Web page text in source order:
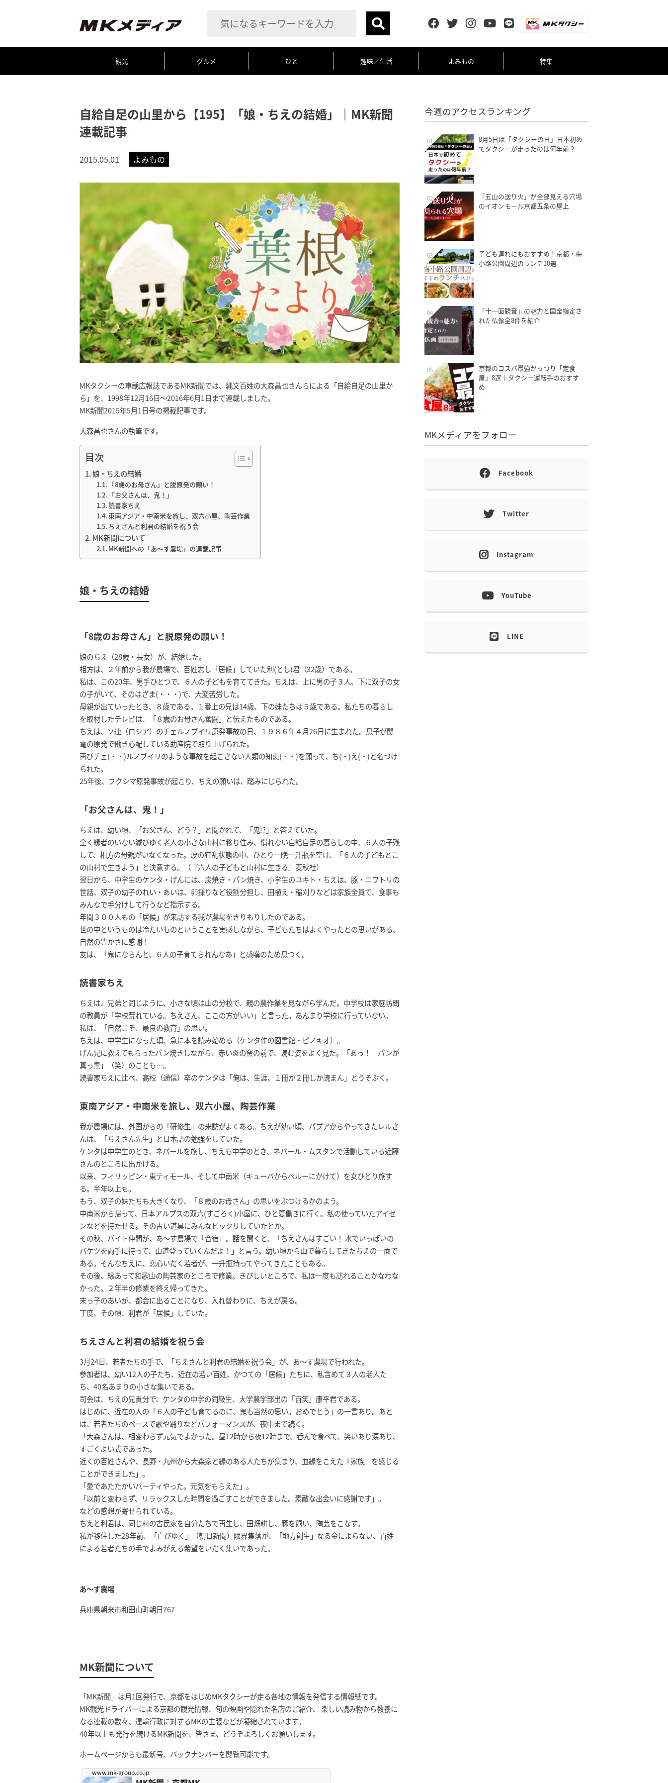
観光 グルメ ひと 趣味／生活 よみもの 特集
自給自足の山里から【195】「娘・ちえの結婚」｜MK新聞
連載記事
2015.05.01 よみもの
MKタクシーの車載広報誌であるMK新聞では、縄文百姓の大森昌也さんらによる「自給自足の山里か
ら」を、1998年12月16日～2016年6月1日まで連載しました。
MK新聞2015年5月1日号の掲載記事です。
大森昌也さんの執筆です。
目次
娘・ちえの結婚
「8歳のお母さん」と脱原発の願い！
「お父さんは、鬼！」
読書家ちえ
東南アジア・中南米を旅し、双六小屋、陶芸作業
ちえさんと利君の結婚を祝う会
MK新聞について
MK新聞への「あ～す農場」の連載記事
娘・ちえの結婚
「8歳のお母さん」と脱原発の願い！
娘のちえ（28歳・長女）が、結婚した。
相方は、２年前から我が農場で、百姓志し「居候」していた利(とし)君（32歳）である。
私は、この20年、男手ひとつで、６人の子どもを育ててきた。ちえは、上に男の子３人、下に双子の女
の子がいて、そのはざま(・・・)で、大変苦労した。
母親が出ていったとき、８歳である。１番上の兄は14歳、下の妹たちは５歳である。私たちの暮らし
を取材したテレビは、「８歳のお母さん奮闘」と伝えたものである。
ちえは、ソ連（ロシア）のチェルノブイリ原発事故の日、１９８６年４月26日に生まれた。息子が関
電の原発で働き心配している助産院で取り上げられた。
再びチェ(・・)ルノブイリのような事故を起こさない人類の知恵(・・)を願って、ち(・)え(・)と名づけ
られた。
25年後、フクシマ原発事故が起こり、ちえの願いは、踏みにじられた。
「お父さんは、鬼！」
ちえは、幼い頃、「お父さん、どう？」と聞かれて、「鬼!?」と答えていた。
全く縁者のいない滅びゆく老人の小さな山村に移り住み、慣れない自給自足の暮らしの中、６人の子残
して、相方の母親がいなくなった。涙の狂乱状態の中、ひとり一晩一升瓶を空け、「６人の子どもとこ
の山村で生きよう」と決意する。（『六人の子どもと山村に生きる』麦秋社）
翌日から、中学生のケンタ・げんには、炭焼き・パン焼き、小学生のユキト・ちえは、豚・ニワトリの
世話、双子の幼子のれい・あいは、卵採りなど役割分担し、田植え・稲刈りなどは家族全員で、食事も
みんなで手分けして行うなど指示する。
年間３００人もの「居候」が来訪する我が農場をきりもりしたのである。
世の中というものは冷たいものということを実感しながら、子どもたちはよくやったとの思いがある、
自然の豊かさに感謝！
友は、「鬼にならんと、６人の子育てられんなあ」と感嘆のため息つく。
読書家ちえ
ちえは、兄弟と同じように、小さな頃は山の分校で、親の農作業を見ながら学んだ。中学校は家庭訪問
の教員が「学校荒れている。ちえさん、ここの方がいい」と言った。あんまり学校に行っていない。
私は、「自然こそ、最良の教育」の思い。
ちえは、中学生になった頃、急に本を読み始める（ケンタ作の図書館・ピノキオ）。
げん兄に教えてもらったパン焼きしながら、赤い炎の窯の前で、読む姿をよく見た。「あっ！ パンが
真っ黒」（笑）のことも…。
読書家ちえに比べ、高校（通信）卒のケンタは「俺は、生涯、１冊か２冊しか読まん」とうそぶく。
東南アジア・中南米を旅し、双六小屋、陶芸作業
我が農場には、外国からの「研修生」の来訪がよくある。ちえが幼い頃、パプアからやってきたレルさ
んは、「ちえさん先生」と日本語の勉強をしていた。
ケンタは中学生のとき、ネパールを旅し、ちえも中学のとき、ネパール・ムスタンで活動している近藤
さんのところに出かける。
以来、フィリッピン・東ティモール、そして中南米（キューバからペルーにかけて）を女ひとり旅す
る。半年以上も。
もう、双子の妹たちも大きくなり、「８歳のお母さん」の思いをぶつけるかのよう。
中南米から帰って、日本アルプスの双六(すごろく)小屋に、ひと夏働きに行く。私の使っていたアイゼ
ンなどを持たせる。その古い道具にみんなビックリしていたとか。
その秋、バイト仲間が、あ～す農場で「合宿」。話を聞くと、「ちえさんはすごい！ 水でいっぱいの
バケツを両手に持って、山道登っていくんだよ！」と言う。幼い頃から山で暮らしてきたちえの一面で
ある。そんなちえに、恋心いだく若者が、一升瓶持ってやってきたこともある。
その後、縁あって和歌山の陶芸家のところで修業。きびしいところで、私は一度も訪れることかなわな
かった。２年半の修業を終え帰ってきた。
末っ子のあいが、都会に出ることになり、入れ替わりに、ちえが戻る。
丁度、その頃、利君が「居候」していた。
ちえさんと利君の結婚を祝う会
3月24日、若者たちの手で、「ちえさんと利君の結婚を祝う会」が、あ～す農場で行われた。
参加者は、幼い12人の子たち、近在の若い百姓、かつての「居候」たちに、私含めて３人の老人た
ち、40名あまりの小さな集いである。
司会は、ちえの兄貴分で、ケンタの中学の同級生、大学農学部出の「百笑」康平君である。
はじめに、近在の人の「６人の子ども育てるのに、鬼も当然の思い。おめでとう」の一言あり。あと
は、若者たちのペースで歌や踊りなどパフォーマンスが、夜中まで続く。
「大森さんは、相変わらず元気でよかった。昼12時から夜12時まで、呑んで食べて、笑いあり涙あり、
すごくよい式であった。
近くの百姓さんや、長野・九州から大森家と縁のある人たちが集まり、血縁をこえた『家族』を感じる
ことができました」。
「愛であたたかいパーティやった。元気をもらえた」。
「以前と変わらず、リラックスした時間を過ごすことができました。素敵な出会いに感謝です」。
などの感想が寄せられている。
ちえと利君は、同じ村の古民家を自分たちで再生し、田畑耕し、豚を飼い、陶芸をこなす。
私が移住した28年前、「亡びゆく」（朝日新聞）限界集落が、「地方創生」なる金によらない、百姓
による若者たちの手でよみがえる希望をいだく集いであった。
あ～す農場
兵庫県朝来市和田山町朝日767
MK新聞について
「MK新聞」は月1回発行で、京都をはじめMKタクシーが走る各地の情報を発信する情報紙です。
MK観光ドライバーによる京都の観光情報、旬の映画や隠れた名店のご紹介、 楽しい読み物から教養に
なる連載の数々、運輸行政に対するMKの主張などが凝縮されています。
40年以上も発行を続けるMK新聞を、皆さま、どうぞよろしくお願いします。
ホームページからも最新号、バックナンバーを閲覧可能です。
www.mk-group.co.jp
今週のアクセスランキング
01
8月5日は「タクシーの日」日本初め
てタクシーが走ったのは何年前？
02
「五山の送り火」が全部見える穴場
のイオンモール京都五条の屋上
03
子ども連れにもおすすめ！京都・梅
小路公園周辺のランチ10選
04
「十一面観音」の魅力と国宝指定さ
れた仏像全8件を紹介
05
京都のコスパ最強がっつり「定食
屋」8選｜タクシー運転手のおすす
め
MKメディアをフォロー
Facebook
Twitter
Instagram
YouTube
LINE